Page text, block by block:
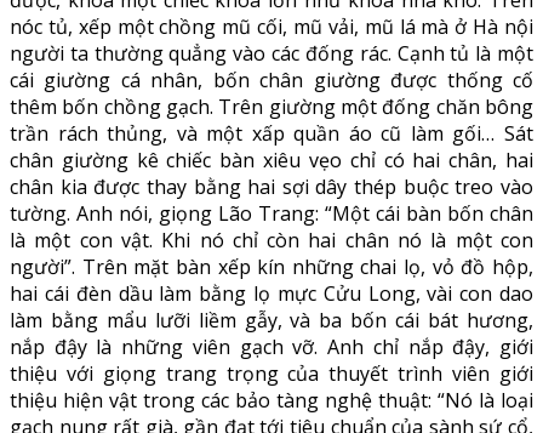
nóc tủ, xếp một chồng mũ cối, mũ vải, mũ lá mà ở Hà nội
người ta thường quẳng vào các đống rác. Cạnh tủ là một
cái giường cá nhân, bốn chân giường được thống cố
thêm bốn chồng gạch. Trên giường một đống chăn bông
trần rách thủng, và một xấp quần áo cũ làm gối… Sát
chân giường kê chiếc bàn xiêu vẹo chỉ có hai chân, hai
chân kia được thay bằng hai sợi dây thép buộc treo vào
tường. Anh nói, giọng Lão Trang: “Một cái bàn bốn chân
là một con vật. Khi nó chỉ còn hai chân nó là một con
người”. Trên mặt bàn xếp kín những chai lọ, vỏ đồ hộp,
hai cái đèn dầu làm bằng lọ mực Cửu Long, vài con dao
làm bằng mẩu lưỡi liềm gẫy, và ba bốn cái bát hương,
nắp đậy là những viên gạch vỡ. Anh chỉ nắp đậy, giới
thiệu với giọng trang trọng của thuyết trình viên giới
thiệu hiện vật trong các bảo tàng nghệ thuật: “Nó là loại
gạch nung rất già, gần đạt tới tiêu chuẩn của sành sứ cổ,